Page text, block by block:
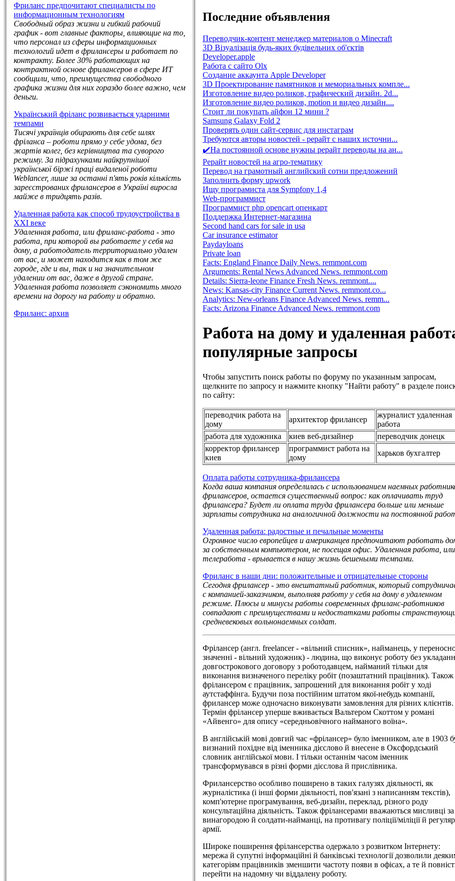
Фриланс предпочитают специалисты по
информационным технологиям
Свободный образ жизни и гибкий рабочий
график - вот главные факторы, влияющие на то,
что персонал из сферы информационных
технологий идет в фрилансеры и работает по
контракту. Более 30% работающих на
контрактной основе фрилансеров в сфере ИТ
сообщили, что, преимущества свободного
графика жизни для них гораздо более важно, чем
деньги.
Український фріланс розвивається ударними
темпами
Тисячі українців обирають для себе шлях
фріланса – роботи прямо у себе удома, без
жартів колег, без керівництва та суворого
режиму. За підрахунками найкрупнішої
української біржі праці видаленої роботи
Weblancer, лише за останні п'ять років кількість
зареєстрованих фрилансеров в Україні виросла
майже в тридцять разів.
Удаленная работа как способ трудоустройства в
XXI веке
Удаленная работа, или фриланс-работа - это
работа, при которой вы работаете у себя на
дому, а работодатель территориально удален
от вас, и может находится как в том же
городе, где и вы, так и на значительном
удалении от вас, даже в другой стране.
Удаленная работа позволяет сэкономить много
времени на дорогу на работу и обратно.
Фриланс: архив
Последние объявления
Переводчик-контент менеджер материалов о Minecraft
3D Візуалізація будь-яких будівельних об'єктів
Developer.apple
Работа с сайто Olx
Создание аккаунта Apple Developer
3D Проектирование памятников и мемориальных компле...
Изготовление видео роликов, графический дизайн. 2d...
Изготовление видео роликов, motion и видео дизайн....
Стоит ли покупать айфон 12 мини ?
Samsung Galaxy Fold 2
Проверять один сайт-сервис для инстаграм
Требуются авторы новостей - рерайт с наших источни...
✔️На постоянной основе нужны рерайт переводы на ан...
Рерайт новостей на агро-тематику
Перевод на грамотный английский сотни предложений
Заполнить форму upwork
Ищу програмиста для Sympfony 1,4
Web-программист
Программист php opencart опенкарт
Поддержка Интернет-магазина
Second hand cars for sale in usa
Car insurance estimator
Paydayloans
Private loan
Facts: England Finance Daily News. remmont.com
Arguments: Rental News Advanced News. remmont.com
Details: Sierra-leone Finance Fresh News. remmont....
News: Kansas-city Finance Current News. remmont.co...
Analytics: New-orleans Finance Advanced News. remm...
Facts: Arizona Finance Advanced News. remmont.com
Работа на дому и удаленная
популярные запросы
Чтобы запустить поиск работы по форуму по указанным запросам,
щелкните по запросу и нажмите кнопку "Найти работу" в разделе
по сайту:
переводчик работа на
дому
архитектор фрилансер
журналист удаленная
работа
работа для художника
киев веб-дизайнер
переводчик донецк
корректор фрилансер
киев
программист работа на
дому
харьков бухгалтер
Оплата работы сотрудника-фрилансера
Когда ваша компания определилась с использованием наемных
фрилансеров, остается существенный вопрос: как оплачивать труд
фрилансера? Будет ли оплата труда фрилансера больше или меньше
зарплаты сотрудника на аналогичной должности на постоянной
Удаленная работа: радостные и печальные моменты
Огромное число европейцев и американцев предпочитают работать
за собственным компьютером, не посещая офис. Удаленная работа, или
телеработа - врывается в нашу жизнь бешеными темпами.
Фриланс в наши дни: положительные и отрицательные стороны
Сегодня фрилансер - это внештатный работник, который
с компанией-заказчиком, выполняя работу у себя на дому в удаленном
режиме. Плюсы и минусы работы современных фриланс-работников
совпадают с преимуществами и недостатками работы
средневековых вольнонаемных солдат.
Фрілaнсер (англ. freelancer - «вільний списник», найманець, у
значенні - вільний художник) - людина, що виконує роботу без
довгострокового договору з роботодавцем, найманий тільки для
виконання визначеного переліку робіт (позаштатний працівник). Також
фрілансером є працівник, запрошений для виконання робіт у ході
аутстаффінга. Будучи поза постійним штатом якої-небудь компанії,
фрилансер може одночасно виконувати замовлення для різних клієнтів.
Термін фрілансер уперше вживається Вальтером Скоттом у романі
«Айвенго» для опису «середньовічного найманого воїна».
В англійській мові довгий час «фрілансер» було іменником, але в 1903
визнаний похідне від іменника дієслово й внесене в Оксфордський
словник англійської мови. І тільки останнім часом іменник
трансформувався в різні форми дієслова й прислівника.
Фрилансерство особливо поширено в таких галузях діяльності, як
журналістика (і інші форми діяльності, пов'язані з написанням текстів),
комп'ютерне програмування, веб-дизайн, переклад, різного роду
консультаційна діяльність. Також фрілансерами вважаються мисливці за
винагородою й солдати-найманці, на противагу поліції/міліції й
армії.
Широке поширення фрілансерства одержало з розвитком Інтернету:
мережа й супутні інформаційні й банківські технології дозволили
категоріям працівників зменшити частоту появи в офісах, а те й
перейти на надомну чи віддалену роботу.